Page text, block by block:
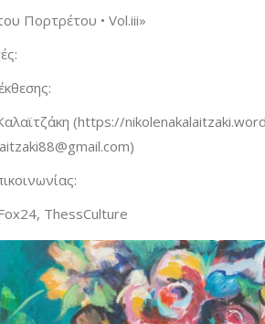
Πορτρέτου • Vol.iii»
(https://
)
ThessCulture